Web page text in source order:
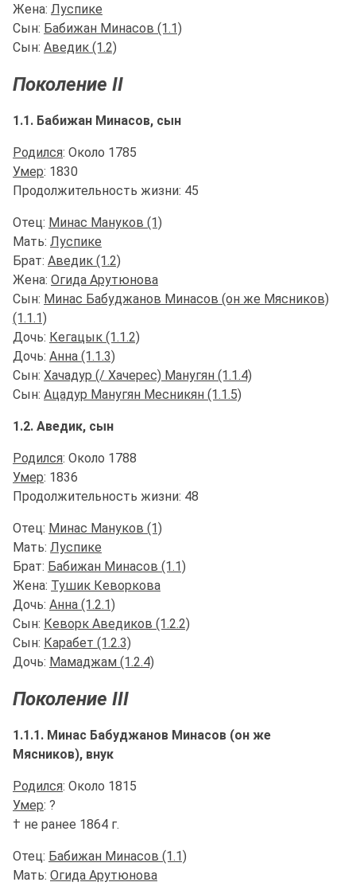
Жена: Луспике
Сын: Бабижан Минасов (1.1)
Сын: Аведик (1.2)
Поколение II
1.1. Бабижан Минасов, сын
Родился: Около 1785
Умер: 1830
Продолжительность жизни: 45
Отец: Минас Мануков (1)
Мать: Луспике
Брат: Аведик (1.2)
Жена: Огида Арутюнова
Сын: Минас Бабуджанов Минасов (он же Мясников)
(1.1.1)
Дочь: Кегацык (1.1.2)
Дочь: Анна (1.1.3)
Сын: Хачадур (/ Хачерес) Манугян (1.1.4)
Сын: Ацадур Манугян Месникян (1.1.5)
1.2. Аведик, сын
Родился: Около 1788
Умер: 1836
Продолжительность жизни: 48
Отец: Минас Мануков (1)
Мать: Луспике
Брат: Бабижан Минасов (1.1)
Жена: Тушик Кеворкова
Дочь: Анна (1.2.1)
Сын: Кеворк Аведиков (1.2.2)
Сын: Карабет (1.2.3)
Дочь: Мамаджам (1.2.4)
Поколение III
1.1.1. Минас Бабуджанов Минасов (он же
Мясников), внук
Родился: Около 1815
Умер: ?
† не ранее 1864 г.
Отец: Бабижан Минасов (1.1)
Мать: Огида Арутюнова